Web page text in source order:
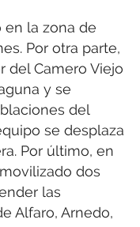
en la zona de
Por otra parte,
del Camero Viejo
y se
del
se desplaza
Por último, en
dos
las
Alfaro, Arnedo,